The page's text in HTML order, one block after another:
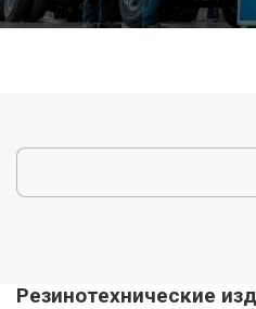
Резинотехнические